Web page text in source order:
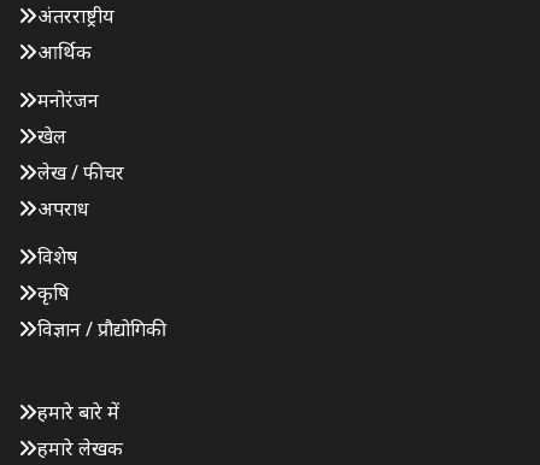
अंतरराष्ट्रीय
आर्थिक
मनोरंजन
खेल
लेख / फीचर
अपराध
विशेष
कृषि
विज्ञान / प्रौद्योगिकी
हमारे बारे में
हमारे लेखक